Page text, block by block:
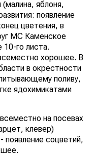
яблоня,
появление
цветения, в
МС Каменское
10-го листа.
хорошее. В
в окрестности
поливу,
ядохимикатами
на посевах
клевер)
появление соцветий,